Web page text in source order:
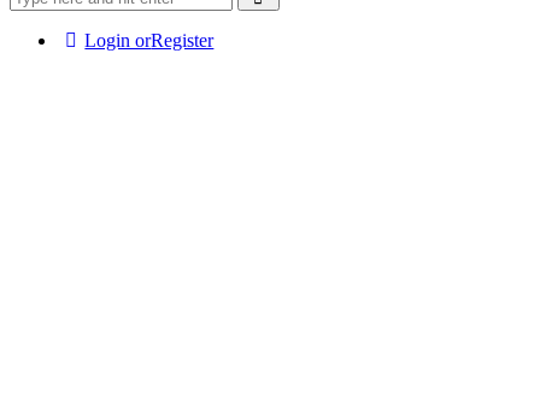
Login orRegister